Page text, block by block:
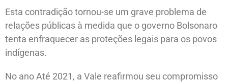
Esta contradição tornou-se um grave problema de
relações públicas à medida que o governo Bolsonaro
tenta enfraquecer as proteções legais para os povos
indígenas.
No ano Até 2021, a Vale reafirmou seu compromisso